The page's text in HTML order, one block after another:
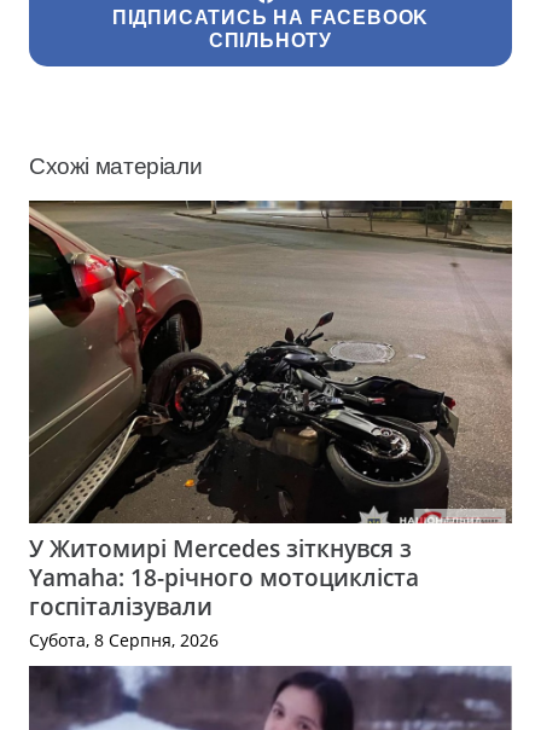
ПІДПИСАТИСЬ НА FACEBOOK
СПІЛЬНОТУ
Схожі матеріали
У Житомирі Mercedes зіткнувся з
Yamaha: 18-річного мотоцикліста
госпіталізували
Субота, 8 Серпня, 2026